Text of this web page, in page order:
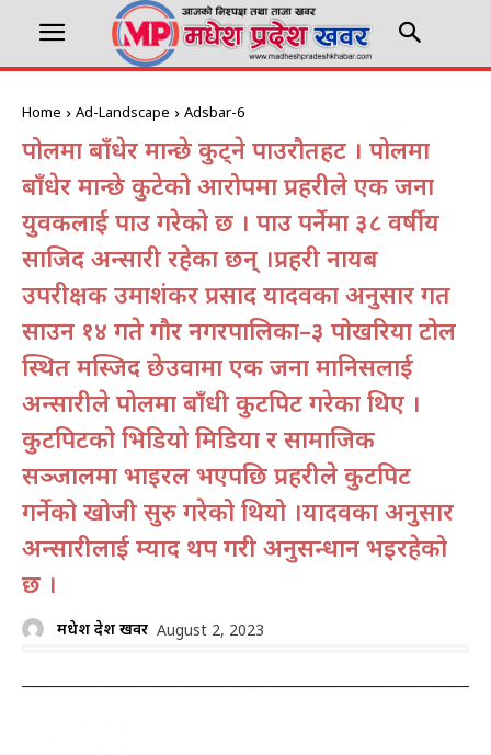
Home Ad-Landscape Adsbar-6
पोलमा बाँधेर मान्छे कुट्ने पक्राउरौतहट । पोलमा
बाँधेर मान्छे कुटेको आरोपमा प्रहरीले एक जना
युवकलाई पक्राउ गरेको छ । पक्राउ पर्नेमा ३८ वर्षीय
साजिद अन्सारी रहेका छन् ।प्रहरी नायब
उपरीक्षक उमाशंकर प्रसाद यादवका अनुसार गत
साउन १४ गते गौर नगरपालिका–३ पोखरिया टोल
स्थित मस्जिद छेउवामा एक जना मानिसलाई
अन्सारीले पोलमा बाँधी कुटपिट गरेका थिए ।
कुटपिटको भिडियो मिडिया र सामाजिक
सञ्जालमा भाइरल भएपछि प्रहरीले कुटपिट
गर्नेको खोजी सुरु गरेको थियो ।यादवका अनुसार
अन्सारीलाई म्याद थप गरी अनुसन्धान भइरहेको
छ ।
मधेश प्रदेश खवर August 2, 2023